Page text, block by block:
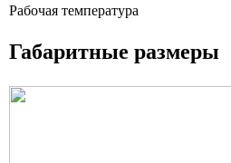
Рабочая температура
Габаритные размеры